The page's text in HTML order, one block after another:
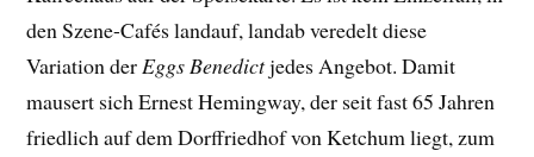
den Szene-Cafés landauf, landab veredelt diese
Variation derEggs Benedictjedes Angebot. Damit
mausert sich Ernest Hemingway, der seit fast 65 Jahren
friedlich auf dem Dorffriedhof von Ketchum liegt, zum